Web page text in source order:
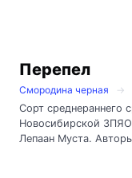
Перепел
Смородина черная
Сорт среднераннего
Новосибирской
Лепаан Муста.